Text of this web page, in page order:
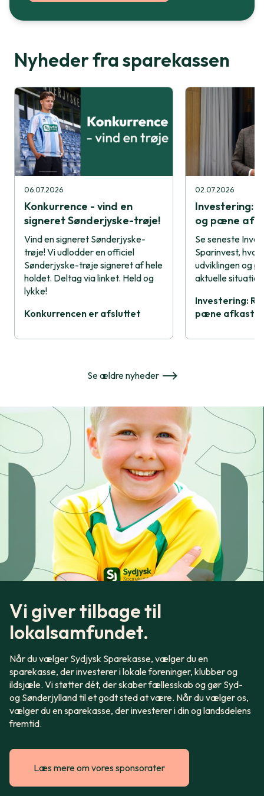
Nyheder fra sparekassen
06.07.2026
Konkurrence - vind en
signeret Sønderjyske-trøje!
Vind en signeret Sønderjyske-
trøje! Vi udlodder en officiel
Sønderjyske-trøje signeret af hele
holdet. Deltag via linket. Held og
lykke!
Konkurrencen er afsluttet
02.07.2026
Investering:
og pæne
Se seneste
Sparinvest,
udviklingen og
aktuelle
Investering:
pæne afkast i
Se ældre nyheder
Vi giver tilbage til
lokalsamfundet.
Når du vælger Sydjysk Sparekasse, vælger du en
sparekasse, der investerer i lokale foreninger, klubber og
ildsjæle. Vi støtter dét, der skaber fællesskab og gør Syd-
og Sønderjylland til et godt sted at være. Når du vælger os,
vælger du en sparekasse, der investerer i din og landsdelens
fremtid.
Læs mere om vores sponsorater